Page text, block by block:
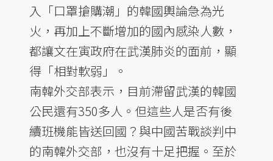
入「口罩搶購潮」的韓國輿論急為光
火，再加上不斷增加的國內感染人數，
都讓文在寅政府在武漢肺炎的面前，顯
得「相對軟弱」。
南韓外交部表示，目前滯留武漢的韓國
公民還有350多人。但這些人是否有後
續班機能皆送回國？與中國苦戰談判中
的南韓外交部，也沒有十足把握。至於